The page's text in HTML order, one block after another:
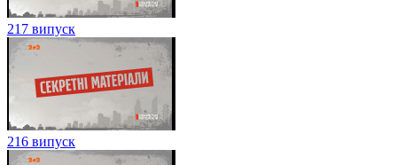
217 випуск
216 випуск